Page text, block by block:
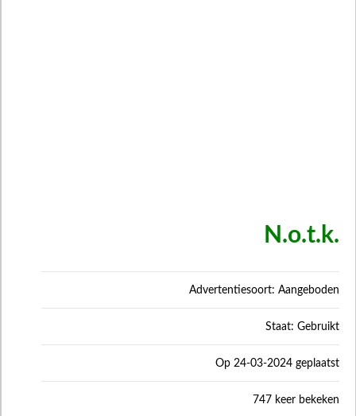
N.o.t.k.
Advertentiesoort: Aangeboden
Staat: Gebruikt
Op 24-03-2024 geplaatst
747 keer bekeken